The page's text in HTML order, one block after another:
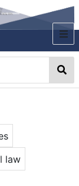
MONTES
law